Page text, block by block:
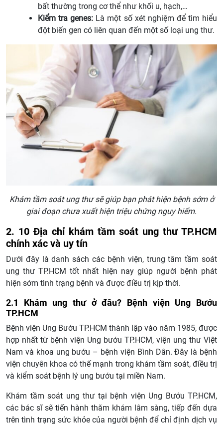
bất thường trong cơ thể như khối u, hạch,…
Kiểm tra genes: Là một số xét nghiệm để tìm hiểu
đột biến gen có liên quan đến một số loại ung thư.
Khám tầm soát ung thư sẽ giúp bạn phát hiện bệnh sớm ở
giai đoạn chưa xuất hiện triệu chứng nguy hiểm.
2. 10 Địa chỉ khám tầm soát ung thư TP.HCM
chính xác và uy tín
Dưới đây là danh sách các bệnh viện, trung tâm tầm soát
ung thư TP.HCM tốt nhất hiện nay giúp người bệnh phát
hiện sớm tình trạng bệnh và được điều trị kịp thời.
2.1 Khám ung thư ở đâu? Bệnh viện Ung Bướu
TP.HCM
Bệnh viện Ung Bướu TP.HCM thành lập vào năm 1985, được
hợp nhất từ bệnh viện Ung bướu TP.HCM, viện ung thư Việt
Nam và khoa ung bướu – bệnh viện Bình Dân. Đây là bệnh
viện chuyên khoa có thế mạnh trong khám tầm soát, điều trị
và kiểm soát bệnh lý ung bướu tại miền Nam.
Khám tầm soát ung thư tại bệnh viện Ung Bướu TP.HCM,
các bác sĩ sẽ tiến hành thăm khám lâm sàng, tiếp đến dựa
trên tình trạng sức khỏe của người bệnh để chỉ định dịch vụ